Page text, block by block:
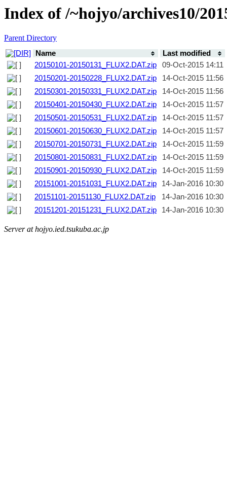
Index of /~hojyo/archives10/
Parent Directory
Name
Last modified
20150101-20150131_FLUX2.DAT.zip
09-Oct-2015 14:11
20150201-20150228_FLUX2.DAT.zip
14-Oct-2015 11:56
20150301-20150331_FLUX2.DAT.zip
14-Oct-2015 11:56
20150401-20150430_FLUX2.DAT.zip
14-Oct-2015 11:57
20150501-20150531_FLUX2.DAT.zip
14-Oct-2015 11:57
20150601-20150630_FLUX2.DAT.zip
14-Oct-2015 11:57
20150701-20150731_FLUX2.DAT.zip
14-Oct-2015 11:59
20150801-20150831_FLUX2.DAT.zip
14-Oct-2015 11:59
20150901-20150930_FLUX2.DAT.zip
14-Oct-2015 11:59
20151001-20151031_FLUX2.DAT.zip
14-Jan-2016 10:30
20151101-20151130_FLUX2.DAT.zip
14-Jan-2016 10:30
20151201-20151231_FLUX2.DAT.zip
14-Jan-2016 10:30
Server at hojyo.ied.tsukuba.ac.jp